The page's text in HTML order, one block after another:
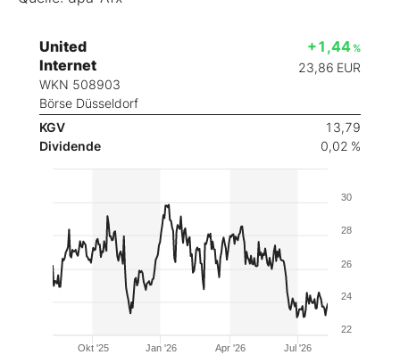
United
Internet
WKN 508903
Börse Düsseldorf
+1,44 %
23,86 EUR
KGV
13,79
Dividende
0,02 %
Okt '25 Jan '26 Apr '26 Jul '26
22
24
26
28
30